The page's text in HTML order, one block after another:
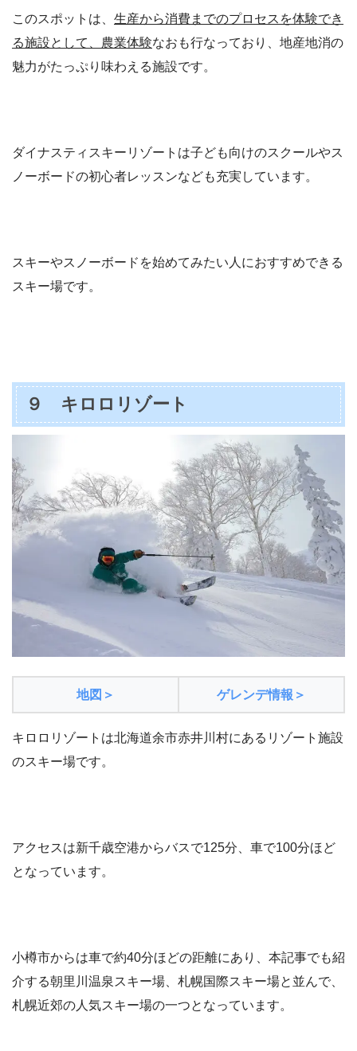
このスポットは、 生産から消費までのプロセスを体験でき
る施設として、農業体験なおも行なっており、地産地消の
魅力がたっぷり味わえる施設です。
ダイナスティスキーリゾートは子ども向けのスクールやス
ノーボードの初心者レッスンなども充実しています。
スキーやスノーボードを始めてみたい人におすすめできる
スキー場です。
９ キロロリゾート
地図＞ ゲレンデ情報＞
キロロリゾートは北海道余市赤井川村にあるリゾート施設
のスキー場です。
アクセスは新千歳空港からバスで125分、車で100分ほど
となっています。
小樽市からは車で約40分ほどの距離にあり、本記事でも紹
介する朝里川温泉スキー場、札幌国際スキー場と並んで、
札幌近郊の人気スキー場の一つとなっています。